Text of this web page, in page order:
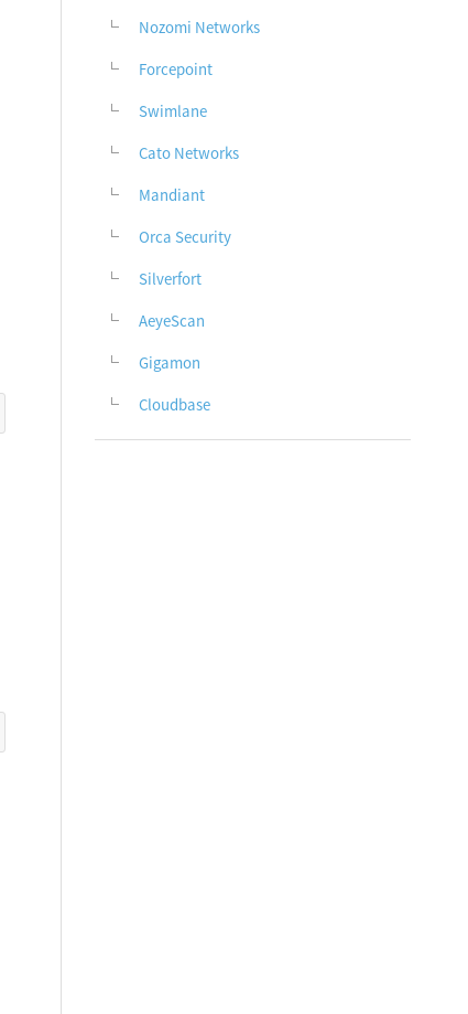
Nozomi Networks
Forcepoint
Swimlane
Cato Networks
Mandiant
Orca Security
Silverfort
AeyeScan
Gigamon
Cloudbase